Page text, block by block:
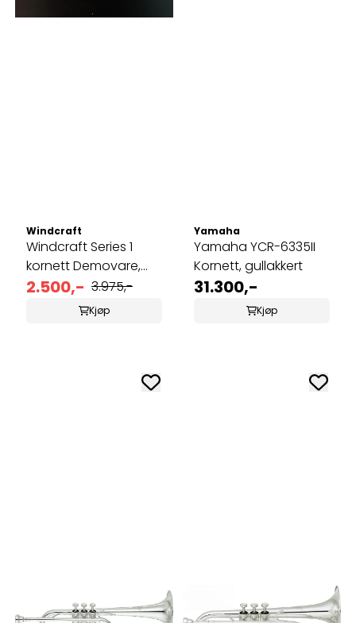
Windcraft
Windcraft Series 1
kornett Demovare,
nedsatt pris
2.500,- 3.975,-
Kjøp
Yamaha
Yamaha YCR-6335II
Kornett, gullakkert
31.300,-
Kjøp